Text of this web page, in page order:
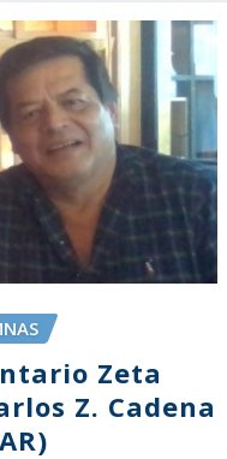
Zeta
Z. Cadena